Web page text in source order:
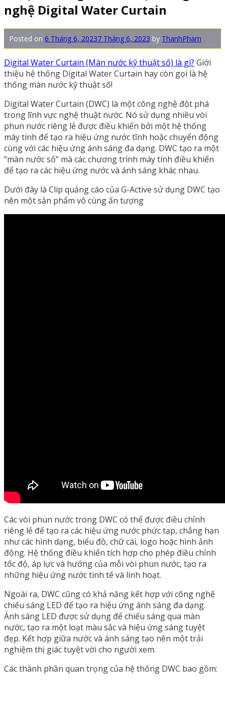
nghệ Digital Water Curtain
Posted on 6 Tháng 6, 20237 Tháng 6, 2023 by ThanhPham
Digital Water Curtain (Màn nước kỹ thuật số) là gì? Giới
thiệu hệ thống Digital Water Curtain hay còn gọi là hệ
thống màn nước kỹ thuật số!
Digital Water Curtain (DWC) là một công nghệ đột phá
trong lĩnh vực nghệ thuật nước. Nó sử dụng nhiều vòi
phun nước riêng lẻ được điều khiển bởi một hệ thống
máy tính để tạo ra hiệu ứng nước tĩnh hoặc chuyển động
cùng với các hiệu ứng ánh sáng đa dạng. DWC tạo ra một
“màn nước số” mà các chương trình máy tính điều khiển
để tạo ra các hiệu ứng nước và ánh sáng khác nhau.
Dưới đây là Clip quảng cáo của G-Active sử dụng DWC tạo
nên một sản phẩm vô cùng ấn tượng
Các vòi phun nước trong DWC có thể được điều chỉnh
riêng lẻ để tạo ra các hiệu ứng nước phức tạp, chẳng hạn
như các hình dạng, biểu đồ, chữ cái, logo hoặc hình ảnh
động. Hệ thống điều khiển tích hợp cho phép điều chỉnh
tốc độ, áp lực và hướng của mỗi vòi phun nước, tạo ra
những hiệu ứng nước tinh tế và linh hoạt.
Ngoài ra, DWC cũng có khả năng kết hợp với công nghệ
chiếu sáng LED để tạo ra hiệu ứng ánh sáng đa dạng.
Ánh sáng LED được sử dụng để chiếu sáng qua màn
nước, tạo ra một loạt màu sắc và hiệu ứng sáng tuyệt
đẹp. Kết hợp giữa nước và ánh sáng tạo nên một trải
nghiệm thị giác tuyệt vời cho người xem.
Các thành phần quan trọng của hệ thống DWC bao gồm: